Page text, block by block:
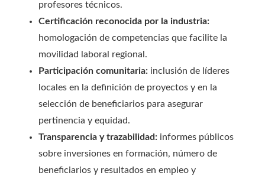
profesores técnicos.
Certificación reconocida por la industria:
homologación de competencias que facilite la
movilidad laboral regional.
Participación comunitaria: inclusión de líderes
locales en la definición de proyectos y en la
selección de beneficiarios para asegurar
pertinencia y equidad.
Transparencia y trazabilidad: informes públicos
sobre inversiones en formación, número de
beneficiarios y resultados en empleo y